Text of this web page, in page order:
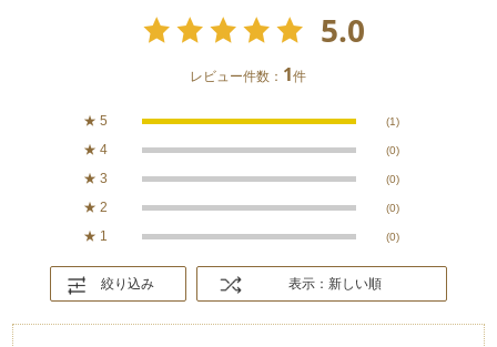
5.0
レビュー件数： 1件
★ 5 (1)
★ 4 (0)
★ 3 (0)
★ 2 (0)
★ 1 (0)
絞り込み 表示：新しい順